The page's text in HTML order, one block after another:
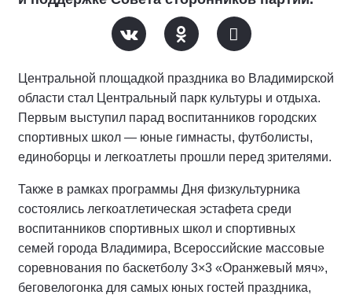
Центральной площадкой праздника во Владимирской
области стал Центральный парк культуры и отдыха.
Первым выступил парад воспитанников городских
спортивных школ — юные гимнасты, футболисты,
единоборцы и легкоатлеты прошли перед зрителями.
Также в рамках программы Дня физкультурника
состоялись легкоатлетическая эстафета среди
воспитанников спортивных школ и спортивных
семей города Владимира, Всероссийские массовые
соревнования по баскетболу 3×3 «Оранжевый мяч»,
беговелогонка для самых юных гостей праздника,